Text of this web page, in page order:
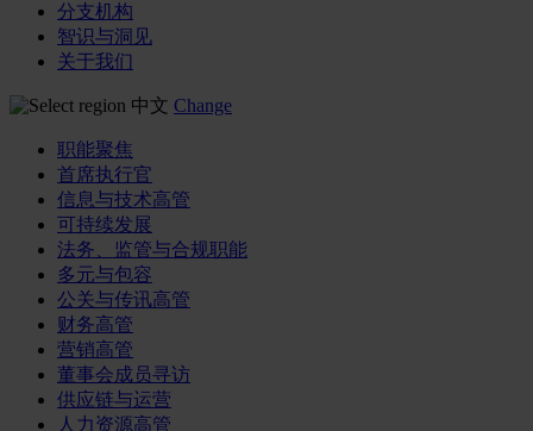
分支机构
智识与洞见
关于我们
中文 Change
职能聚焦
首席执行官
信息与技术高管
可持续发展
法务、监管与合规职能
多元与包容
公关与传讯高管
财务高管
营销高管
董事会成员寻访
供应链与运营
人力资源高管